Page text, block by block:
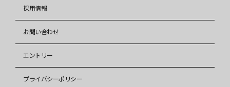
株式会社イズミリフォーム
株式会社タウンハウジング
株式会社タウンハウジング東海
採用情報
お問い合わせ
エントリー
プライバシーポリシー